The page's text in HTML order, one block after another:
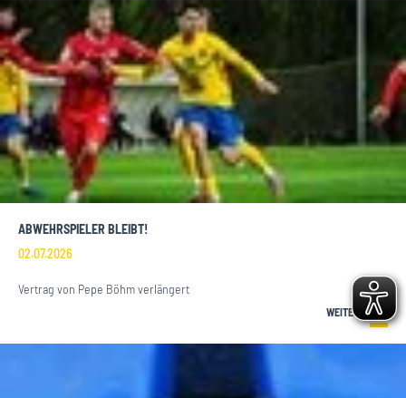
ABWEHRSPIELER BLEIBT!
02.07.2026
Vertrag von Pepe Böhm verlängert
WEITERLESEN